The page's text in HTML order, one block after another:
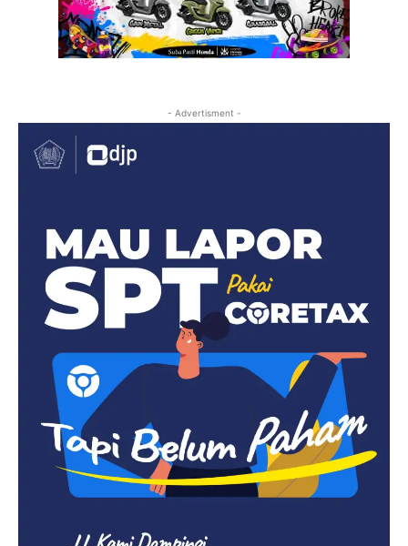
- Advertisment -